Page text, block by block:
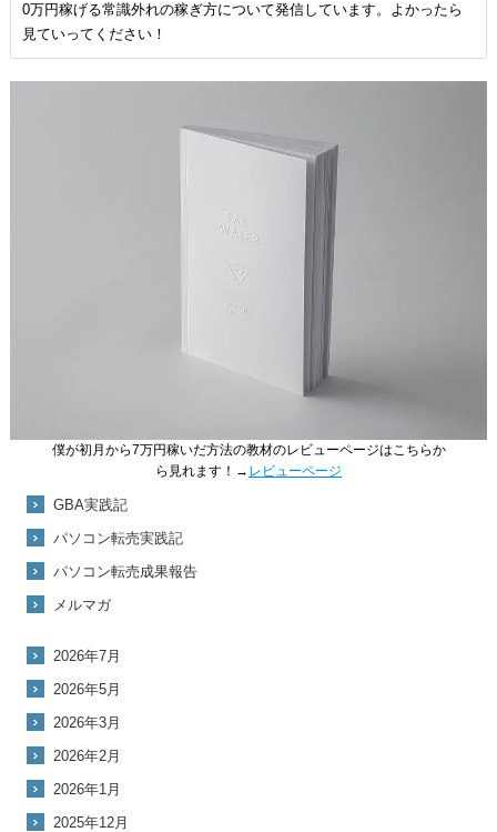
0万円稼げる常識外れの稼ぎ方について発信しています。よかったら
見ていってください！
僕が初月から7万円稼いだ方法の教材のレビューページはこちらか
ら見れます！→ レビューページ
GBA実践記
パソコン転売実践記
パソコン転売成果報告
メルマガ
2026年7月
2026年5月
2026年3月
2026年2月
2026年1月
2025年12月